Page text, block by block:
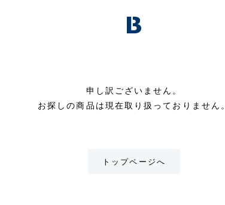
申し訳ございません。
お探しの商品は現在取り扱っておりません。
トップページへ